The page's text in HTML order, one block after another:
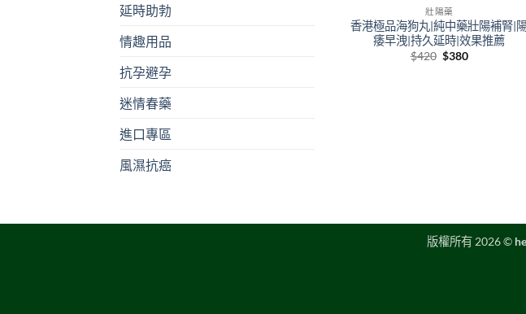
延時助勃
情趣用品
抗孕避孕
迷情春藥
進口專區
風濕抗癌
壯陽藥
香港極品海狗丸|純中藥壯陽補腎|
痿早洩|持久延時|效果推薦
$420 Original
$380Current
版權所有 2026 ©